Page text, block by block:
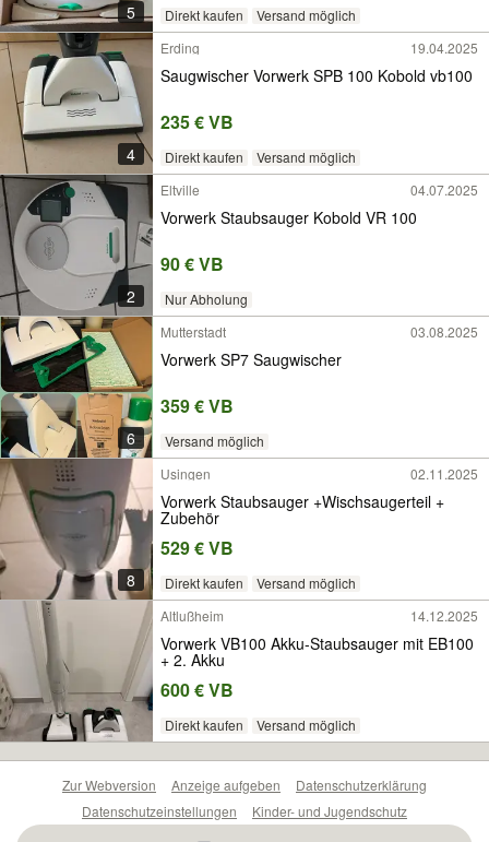
5 Direkt kaufen Versand möglich
4
Erding 19.04.2025
Saugwischer Vorwerk SPB 100 Kobold vb100
235 € VB
Direkt kaufen Versand möglich
2
Eltville 04.07.2025
Vorwerk Staubsauger Kobold VR 100
90 € VB
Nur Abholung
6
Mutterstadt 03.08.2025
Vorwerk SP7 Saugwischer
359 € VB
Versand möglich
8
Usingen 02.11.2025
Vorwerk Staubsauger +Wischsaugerteil +
Zubehör
529 € VB
Direkt kaufen
Versand möglich
Altlußheim
14.12.2025
Vorwerk VB100 Akku-Staubsauger mit EB100
+ 2. Akku
600 € VB
Direkt kaufen Versand möglich
Zur Webversion Anzeige aufgeben
Datenschutzerklärung
Datenschutzeinstellungen
Kinder- und Jugendschutz
Barrierefreiheitserklärung